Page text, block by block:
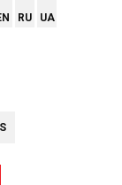
RU UA